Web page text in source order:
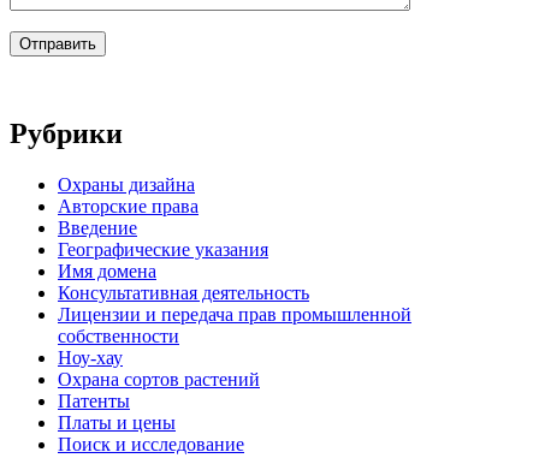
Рубрики
Oхраны дизайна
Авторские права
Введение
Географические указания
Имя домена
Консультативная деятельность
Лицензии и передача прав промышленной
собственности
Ноу-хау
Охрана сортов растений
Патенты
Платы и цены
Поиск и исследование